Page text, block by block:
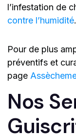
l’infestation de
contre l’humidité.
Pour de plus
préventifs et
page
Nos